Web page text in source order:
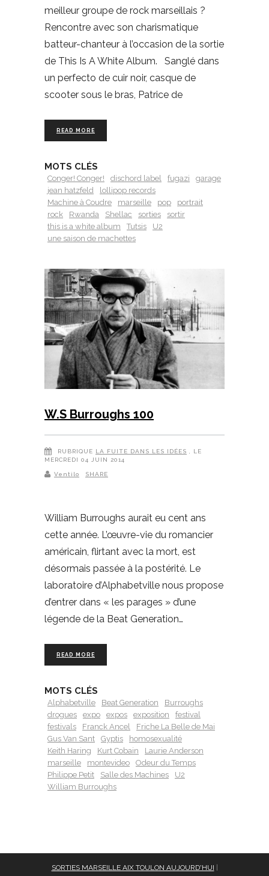
meilleur groupe de rock marseillais ?
Rencontre avec son charismatique
batteur-chanteur à l’occasion de la sortie
de This Is A White Album. Sanglé dans
un perfecto de cuir noir, casque de
scooter sous le bras, Patrice de
READ MORE
MOTS CLÉS
Conger! Conger! dischord label fugazi
garage
jean hatzfeld
lollipop records
Machine à Coudre
marseille pop
portrait
rock
Rwanda Shellac sorties
sortir
this is a white album
Tutsis
U2
une saison de machettes
W.S Burroughs 100
RUBRIQUE LA FUITE DANS LES IDÉES
, LE
MERCREDI 04 JUIN 2014
Ventilo SHARE
William Burroughs aurait eu cent ans
cette année. L’œuvre-vie du romancier
américain, flirtant avec la mort, est
désormais passée à la postérité. Le
laboratoire d’Alphabetville nous propose
d’entrer dans « les parages » d’une
légende de la Beat Generation…
READ MORE
MOTS CLÉS
Alphabetville Beat Generation
Burroughs
drogues
expo expos exposition
festival
festivals
Franck Ancel
Friche La Belle de Mai
Gus Van Sant
Gyptis
homosexualité
Keith Haring
Kurt Cobain
Laurie Anderson
marseille
montevideo
Odeur du Temps
Philippe Petit
Salle des Machines
U2
William Burroughs
SORTIES MARSEILLE AIX TOULON AUJOURD'HUI